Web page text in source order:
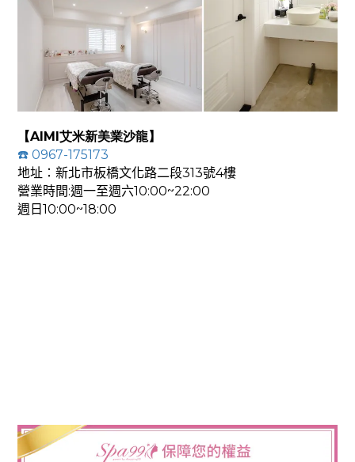
【AIMI艾米新美業沙龍】
☎️ 0967-175173
地址：新北市板橋文化路二段313號4樓
營業時間:週一至週六10:00~22:00
週日10:00~18:00